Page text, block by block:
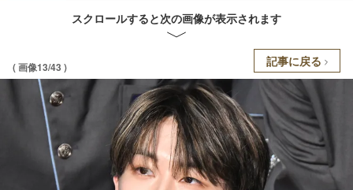
スクロールすると次の画像が表示されます
( 画像13/43 ) 記事に戻る